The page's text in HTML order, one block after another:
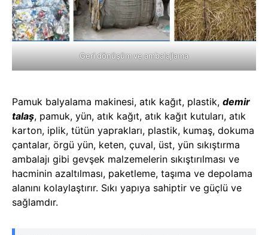
Geri dönüşüm ve ambalajlama
Pamuk balyalama makinesi, atık kağıt, plastik, demir
talaş, pamuk, yün, atık kağıt, atık kağıt kutuları, atık
karton, iplik, tütün yaprakları, plastik, kumaş, dokuma
çantalar, örgü yün, keten, çuval, üst, yün sıkıştırma
ambalajı gibi gevşek malzemelerin sıkıştırılması ve
hacminin azaltılması, paketleme, taşıma ve depolama
alanını kolaylaştırır. Sıkı yapıya sahiptir ve güçlü ve
sağlamdır.